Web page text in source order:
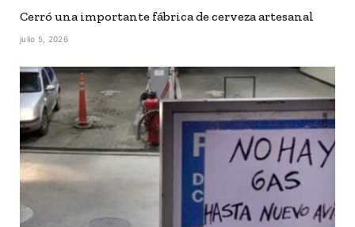
Cerró una importante fábrica de cerveza artesanal
julio 5, 2026